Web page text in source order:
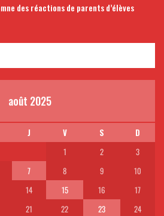
des réactions de parents d’élèves
août 2025
J V S
D
1
2
3
7 8 9
10
14 15 16
17
21 22 23
24